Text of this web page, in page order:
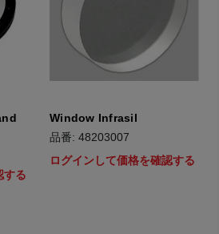
する
Window Infrasil
品番: 48203007
ログインして価格を確認する